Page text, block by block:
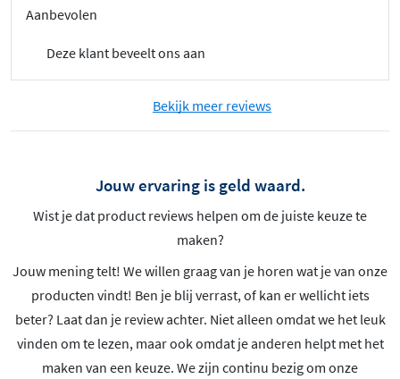
Aanbevolen
Deze klant beveelt ons aan
Bekijk meer reviews
Jouw ervaring is geld waard.
Wist je dat product reviews helpen om de juiste keuze te
maken?
Jouw mening telt! We willen graag van je horen wat je van onze
producten vindt! Ben je blij verrast, of kan er wellicht iets
beter? Laat dan je review achter. Niet alleen omdat we het leuk
vinden om te lezen, maar ook omdat je anderen helpt met het
maken van een keuze. We zijn continu bezig om onze